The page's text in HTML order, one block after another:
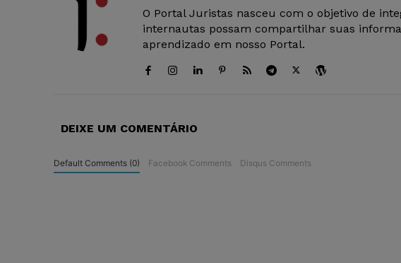
O Portal Juristas nasceu com o objetivo de
internautas possam compartilhar suas
aprendizado em nosso Portal.
DEIXE UM COMENTÁRIO
Default Comments (0) Facebook Comments Disqus Comments